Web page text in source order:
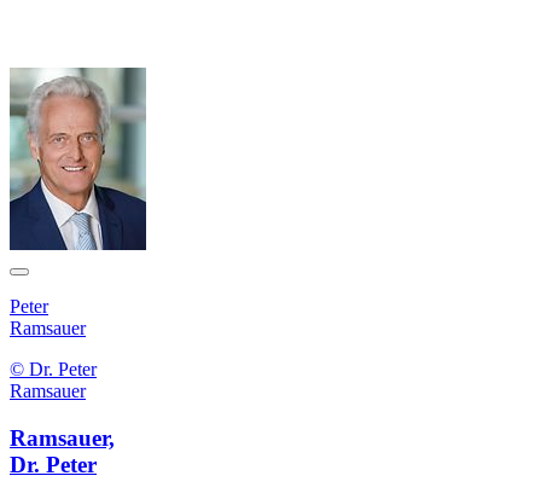
Peter
Ramsauer
© Dr. Peter
Ramsauer
Ramsauer,
Dr. Peter